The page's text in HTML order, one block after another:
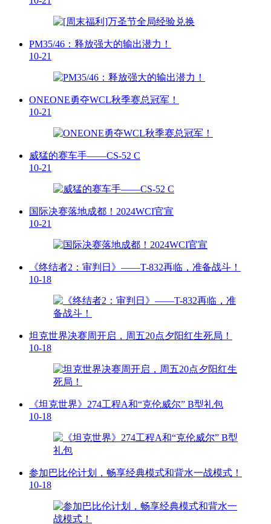
PM35/46：释放强大的输出潜力！
10-21
ONEONE勇夺WCL秋季赛总冠军！
10-21
威猛的赛车手——CS-52 C
10-21
国际决赛落地成都！2024WCI官宣
10-21
《终结者2：审判日》——T-832再临，准备战斗！
10-18
坦克世界决赛周开启，周五20点夕阳红生死局！
10-18
《坦克世界》274工程A和“克伦威尔” B型礼包
10-18
参加巴比伦计划，畅享经典模式和背水一战模式！
10-18